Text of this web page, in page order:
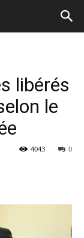
libérés
le
0
4043